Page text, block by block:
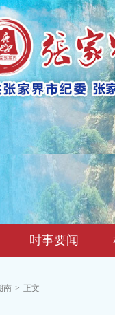
时事要闻
南 > 正文